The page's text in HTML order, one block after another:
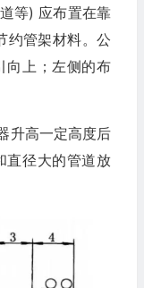
等) 应布置在靠
约管架材料。公
向上；左侧的布
升高一定高度后
直径大的管道放